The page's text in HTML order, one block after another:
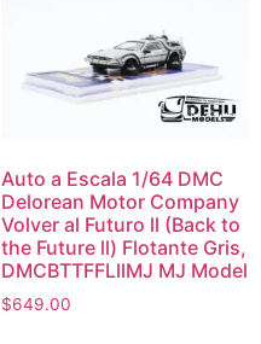
Auto a Escala 1/64 DMC
Delorean Motor Company
Volver al Futuro ll (Back to
the Future ll) Flotante Gris,
DMCBTTFFLllMJ MJ Model
$649.00